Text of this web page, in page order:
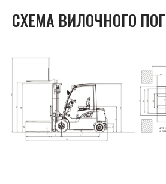
СХЕМА ВИЛОЧНОГО